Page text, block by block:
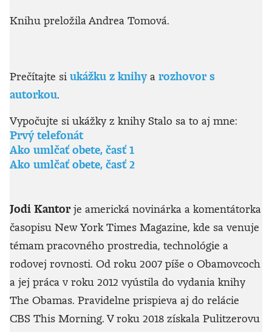
Knihu preložila Andrea Tomová.
Prečítajte si ukážku z knihya rozhovor s
autorkou.
Vypočujte si ukážky z knihy Stalo sa to aj mne:
Prvý telefonát
Ako umlčať obete, časť 1
Ako umlčať obete, časť 2
Jodi Kantor je americká novinárka a komentátorka
časopisu New York Times Magazine, kde sa venuje
témam pracovného prostredia, technológie a
rodovej rovnosti. Od roku 2007 píše o Obamovcoch
a jej práca v roku 2012 vyústila do vydania knihy
The Obamas. Pravidelne prispieva aj do relácie
CBS This Morning. V roku 2018 získala Pulitzerovu